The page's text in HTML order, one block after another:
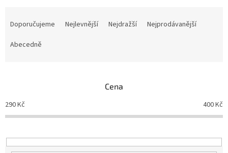
o
d
k
t
Doporučujeme Nejlevnější Nejdražší
Nejprodávanější
Abecedně
Cena
290Kč 400Kč